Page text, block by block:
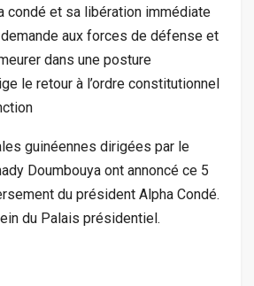
condé et sa libération immédiate
aux forces de défense et
dans une posture
le retour à l’ordre constitutionnel
guinéennes dirigées par le
Doumbouya ont annoncé ce 5
du président Alpha Condé.
du Palais présidentiel.